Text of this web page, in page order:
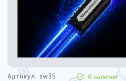
Артикул: sw35 В наличии